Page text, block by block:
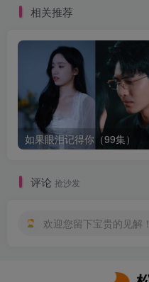
相关推荐
如果眼泪记得你（99集）
评论 抢沙发
欢迎您留下宝贵的见解！